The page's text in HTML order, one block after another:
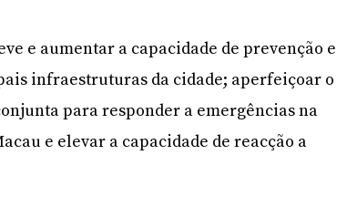
e aumentar a capacidade de prevenção e
infraestruturas da cidade; aperfeiçoar o
para responder a emergências na
e elevar a capacidade de reacção a